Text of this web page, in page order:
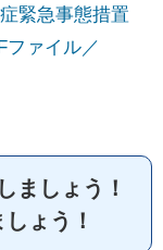
緊急事態措置
ファイル／
ましょう！
ょう！